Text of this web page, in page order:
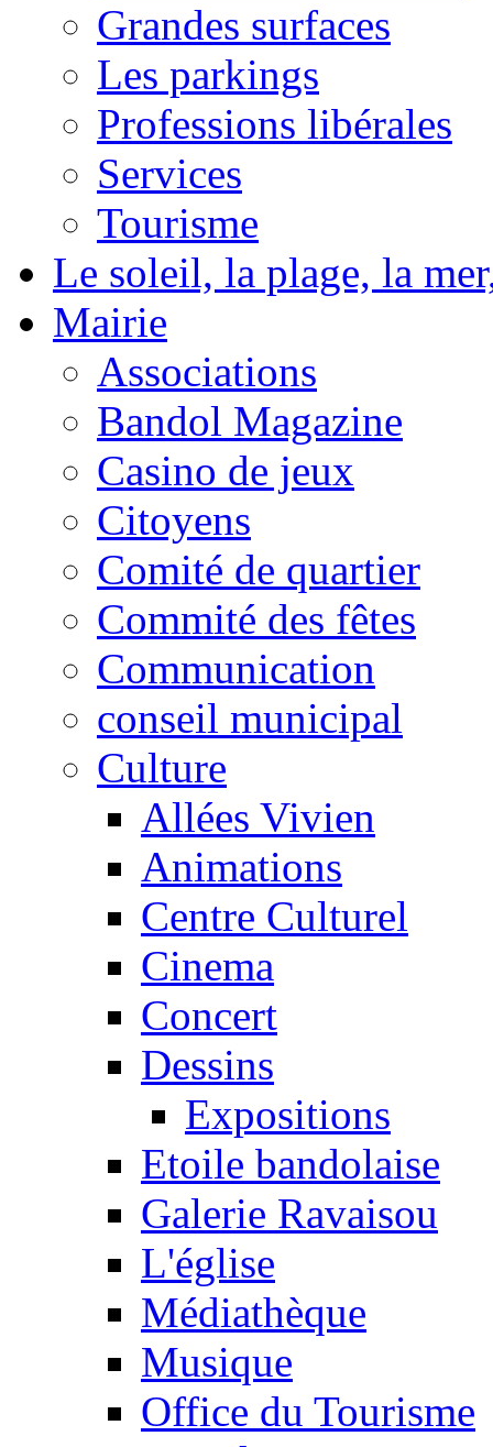
Grandes surfaces
Les parkings
Professions libérales
Services
Tourisme
Le soleil, la plage, la
Mairie
Associations
Bandol Magazine
Casino de jeux
Citoyens
Comité de quartier
Commité des fêtes
Communication
conseil municipal
Culture
Allées Vivien
Animations
Centre Culturel
Cinema
Concert
Dessins
Expositions
Etoile bandolaise
Galerie Ravaisou
L'église
Médiathèque
Musique
Office du Tourisme